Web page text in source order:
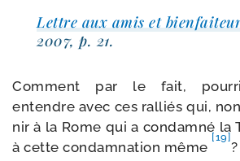
Lettre aux amis et
2007, p. 21.
Comment par le fait,
entendre avec ces ral­liés qui,
nir à la Rome qui a condam­né la
à cette condam­na­tion même
[19]
?